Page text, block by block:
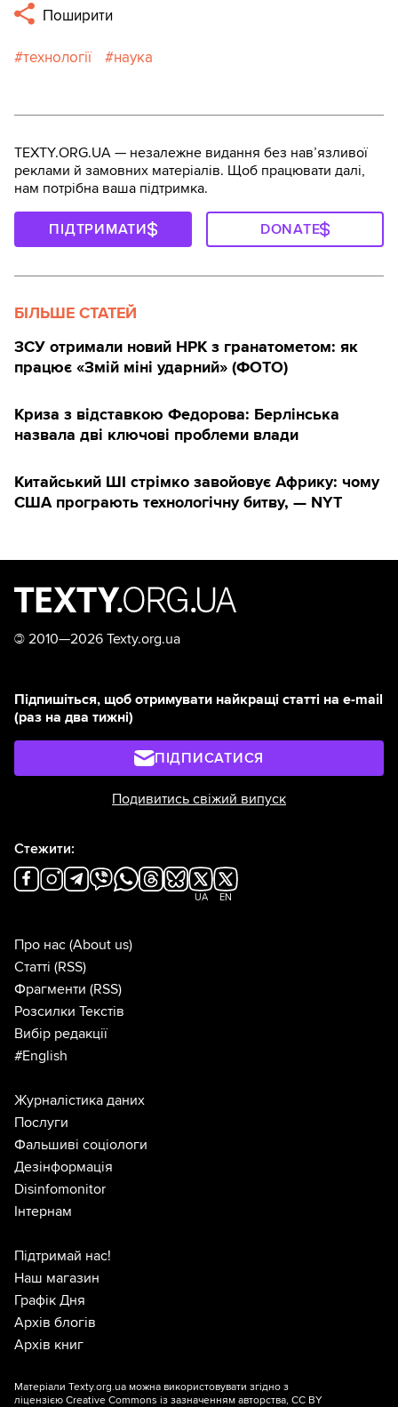
Поширити
технології наука
TEXTY.ORG.UA — незалежне видання без навʼязливої
реклами й замовних матеріалів. Щоб працювати далі,
нам потрібна ваша підтримка.
ПІДТРИМАТИ DONATE
БІЛЬШЕ СТАТЕЙ
ЗСУ отримали новий НРК з гранатометом: як
працює «Змій міні ударний» (ФОТО)
Криза з відставкою Федорова: Берлінська
назвала дві ключові проблеми влади
Китайський ШІ стрімко завойовує Африку: чому
США програють технологічну битву, — NYT
© 2010—2026 Texty.org.ua
Підпишіться, щоб отримувати найкращі статті на e-mail
(раз на два тижні)
ПІДПИСАТИСЯ
Подивитись свіжий випуск
Стежити:
UA EN
Про нас (About us)
Статті (RSS)
Фрагменти (RSS)
Розсилки Текстів
Вибір редакції
#English
Журналістика даних
Послуги
Фальшиві соціологи
Дезінформація
Disinfomonitor
Інтернам
Підтримай нас!
Наш магазин
Графік Дня
Архів блогів
Архів книг
Матеріали Texty.org.ua можна використовувати згідно з
ліцензією Creative Commons із зазначенням авторства, CC BY